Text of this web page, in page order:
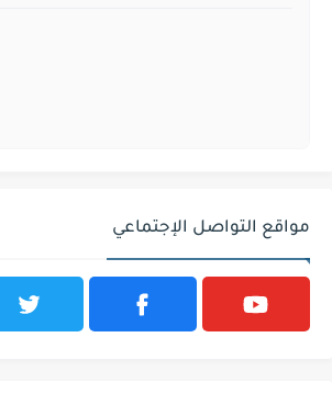
مواقع التواصل الإجتماعي